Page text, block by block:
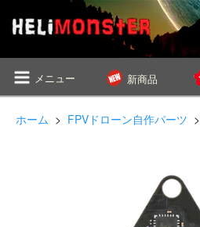
メニュー 新商品
ホーム > FPVドローン自作パーツ >